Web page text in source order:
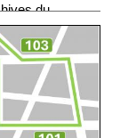
du
flamands du